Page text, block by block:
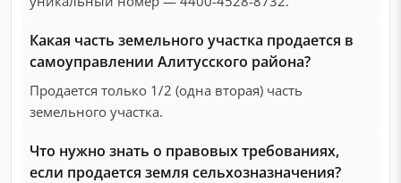
Какая часть земельного участка продается в
самоуправлении Алитусского района?
Продается только 1/2 (одна вторая) часть
земельного участка.
Что нужно знать о правовых требованиях,
если продается земля сельхозназначения?